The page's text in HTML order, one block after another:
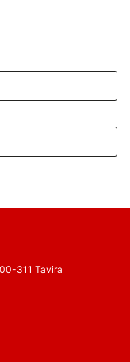
311 Tavira